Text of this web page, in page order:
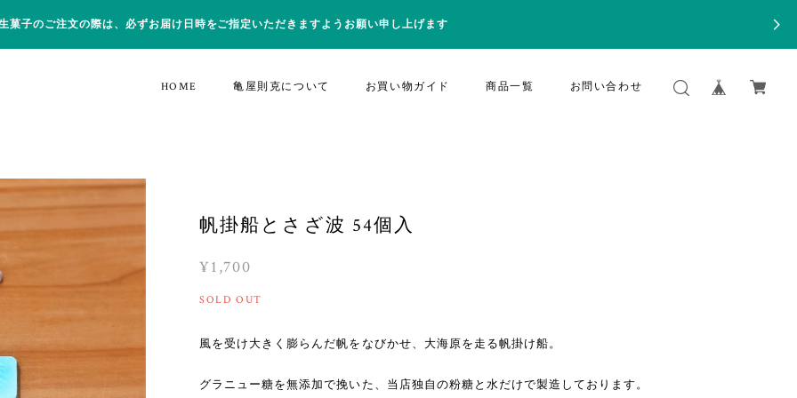
菓子のご注文の際は、必ずお届け日時をご指定いただきますようお願い申し上げます
HOME 亀屋則克について お買い物ガイド 商品一覧 お問い合わせ
帆掛船とさざ波 54個入
¥1,700
SOLD OUT
風を受け大きく膨らんだ帆をなびかせ、大海原を走る帆掛け船。
グラニュー糖を無添加で挽いた、当店独自の粉糖と水だけで製造しております。